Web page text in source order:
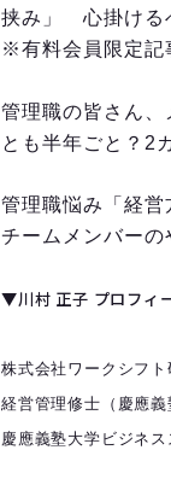
挟み」　心掛ける
※有料会員限定記
管理職の皆さん
とも半年ごと？ 2
管理職悩み「経
チームメンバーの
▼川村 正子 プロフィ
株式会社ワークシフ
経営管理修士（慶應
慶應義塾大学ビジネ